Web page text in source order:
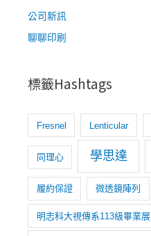
:公司新訊
聊聊印刷
標籤Hashtags
Fresnel Lenticular
同理心 學思達
履約保證 微透鏡陣列
明志科大視傳系113級畢業展